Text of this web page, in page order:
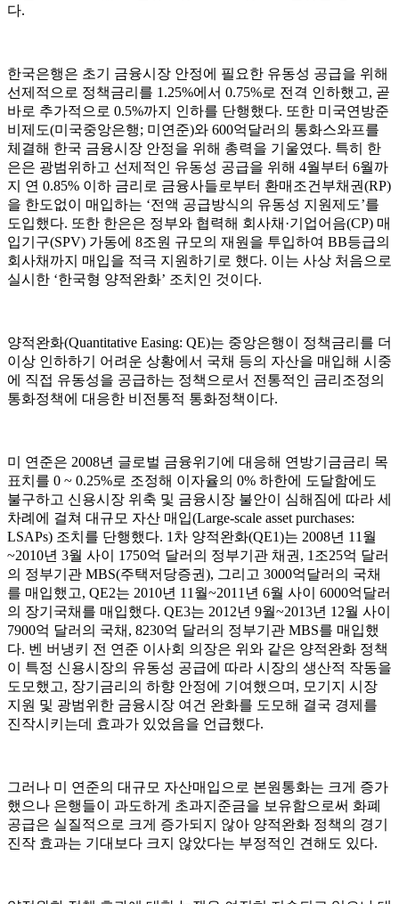
다.
한국은행은 초기 금융시장 안정에 필요한 유동성 공급을 위해
선제적으로 정책금리를 1.25%에서 0.75%로 전격 인하했고, 곧
바로 추가적으로 0.5%까지 인하를 단행했다. 또한 미국연방준
비제도(미국중앙은행; 미연준)와 600억달러의 통화스와프를
체결해 한국 금융시장 안정을 위해 총력을 기울였다. 특히 한
은은 광범위하고 선제적인 유동성 공급을 위해 4월부터 6월까
지 연 0.85% 이하 금리로 금융사들로부터 환매조건부채권(RP)
을 한도없이 매입하는 ‘전액 공급방식의 유동성 지원제도’를
도입했다. 또한 한은은 정부와 협력해 회사채·기업어음(CP) 매
입기구(SPV) 가동에 8조원 규모의 재원을 투입하여 BB등급의
회사채까지 매입을 적극 지원하기로 했다. 이는 사상 처음으로
실시한 ‘한국형 양적완화’ 조치인 것이다.
양적완화(Quantitative Easing: QE)는 중앙은행이 정책금리를 더
이상 인하하기 어려운 상황에서 국채 등의 자산을 매입해 시중
에 직접 유동성을 공급하는 정책으로서 전통적인 금리조정의
통화정책에 대응한 비전통적 통화정책이다.
미 연준은 2008년 글로벌 금융위기에 대응해 연방기금금리 목
표치를 0 ~ 0.25%로 조정해 이자율의 0% 하한에 도달함에도
불구하고 신용시장 위축 및 금융시장 불안이 심해짐에 따라 세
차례에 걸쳐 대규모 자산 매입(Large-scale asset purchases:
LSAPs) 조치를 단행했다. 1차 양적완화(QE1)는 2008년 11월
~2010년 3월 사이 1750억 달러의 정부기관 채권, 1조25억 달러
의 정부기관 MBS(주택저당증권), 그리고 3000억달러의 국채
를 매입했고, QE2는 2010년 11월~2011년 6월 사이 6000억달러
의 장기국채를 매입했다. QE3는 2012년 9월~2013년 12월 사이
7900억 달러의 국채, 8230억 달러의 정부기관 MBS를 매입했
다. 벤 버냉키 전 연준 이사회 의장은 위와 같은 양적완화 정책
이 특정 신용시장의 유동성 공급에 따라 시장의 생산적 작동을
도모했고, 장기금리의 하향 안정에 기여했으며, 모기지 시장
지원 및 광범위한 금융시장 여건 완화를 도모해 결국 경제를
진작시키는데 효과가 있었음을 언급했다.
그러나 미 연준의 대규모 자산매입으로 본원통화는 크게 증가
했으나 은행들이 과도하게 초과지준금을 보유함으로써 화폐
공급은 실질적으로 크게 증가되지 않아 양적완화 정책의 경기
진작 효과는 기대보다 크지 않았다는 부정적인 견해도 있다.